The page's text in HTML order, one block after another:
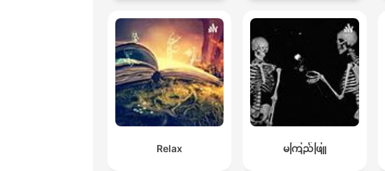
Relax မကြည်ဖြူ